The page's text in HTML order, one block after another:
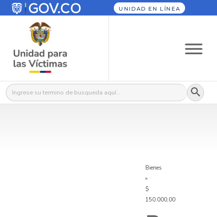
UNIDAD EN LÍNEA
Buscar: Botón
Bienes
»
$
150.000,00